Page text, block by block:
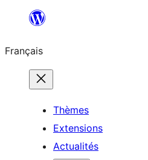
contenu
Français
Thèmes
Extensions
Actualités